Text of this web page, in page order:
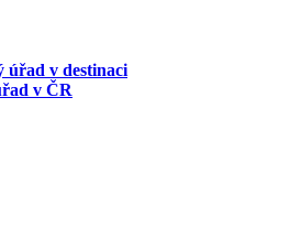
úřad v destinaci
v ČR